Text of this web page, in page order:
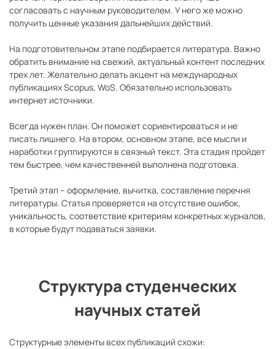
согласовать с научным руководителем. У него же можно
получить ценные указания дальнейших действий.
На подготовительном этапе подбирается литература. Важно
обратить внимание на свежий, актуальный контент последних
трех лет. Желательно делать акцент на международных
публикациях Scopus, WoS. Обязательно использовать
интернет источники.
Всегда нужен план. Он поможет сориентироваться и не
писать лишнего. На втором, основном этапе, все мысли и
наработки группируются в связный текст. Эта стадия пройдет
тем быстрее, чем качественней выполнена подготовка.
Третий этап – оформление, вычитка, составление перечня
литературы. Статья проверяется на отсутствие ошибок,
уникальность, соответствие критериям конкретных журналов,
в которые будут подаваться заявки.
Структура студенческих
научных статей
Структурные элементы всех публикаций схожи: